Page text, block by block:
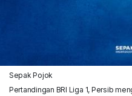
Sepak Pojok
Pertandingan BRI Liga 1, Persib